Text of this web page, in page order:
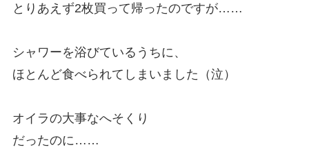
とりあえず2枚買って帰ったのですが……
シャワーを浴びているうちに、
ほとんど食べられてしまいました（泣）
オイラの大事なへそくり
だったのに……